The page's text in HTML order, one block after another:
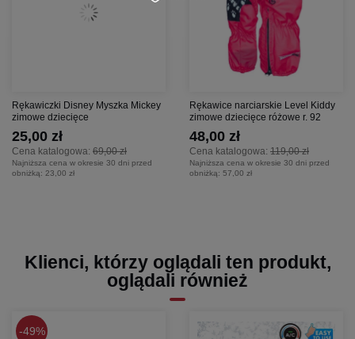
Rękawiczki Disney Myszka Mickey
zimowe dziecięce
Cena katalogowa: 69,00 zł
25,00 zł
Najniższa cena w okresie 30 dni przed
obniżką: 23,00 zł
Rękawice narciarskie Level Kiddy
zimowe dziecięce różowe r. 92
Cena katalogowa: 119,00 zł
48,00 zł
Najniższa cena w okresie 30 dni przed
obniżką: 57,00 zł
Klienci, którzy oglądali ten produkt,
oglądali również
49%